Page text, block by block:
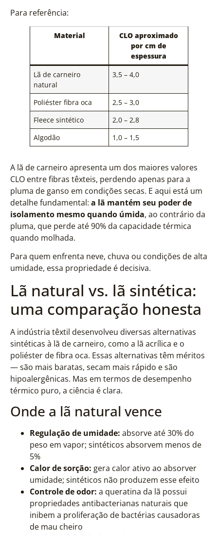
Para referência:
Material
CLO aproximado
por cm de
espessura
Lã de carneiro
natural
3,5 – 4,0
Poliéster fibra oca
2,5 – 3,0
Fleece sintético
2,0 – 2,8
Algodão
1,0 – 1,5
A lã de carneiro apresenta um dos maiores valores
CLO entre fibras têxteis, perdendo apenas para a
pluma de ganso em condições secas. E aqui está um
detalhe fundamental: a lã mantém seu poder de
isolamento mesmo quando úmida, ao contrário da
pluma, que perde até 90% da capacidade térmica
quando molhada.
Para quem enfrenta neve, chuva ou condições de alta
umidade, essa propriedade é decisiva.
Lã natural vs. lã sintética:
uma comparação honesta
A indústria têxtil desenvolveu diversas alternativas
sintéticas à lã de carneiro, como a lã acrílica e o
poliéster de fibra oca. Essas alternativas têm méritos
— são mais baratas, secam mais rápido e são
hipoalergênicas. Mas em termos de desempenho
térmico puro, a ciência é clara.
Onde a lã natural vence
Regulação de umidade: absorve até 30% do
peso em vapor; sintéticos absorvem menos de
5%
Calor de sorção: gera calor ativo ao absorver
umidade; sintéticos não produzem esse efeito
Controle de odor: a queratina da lã possui
propriedades antibacterianas naturais que
inibem a proliferação de bactérias causadoras
de mau cheiro